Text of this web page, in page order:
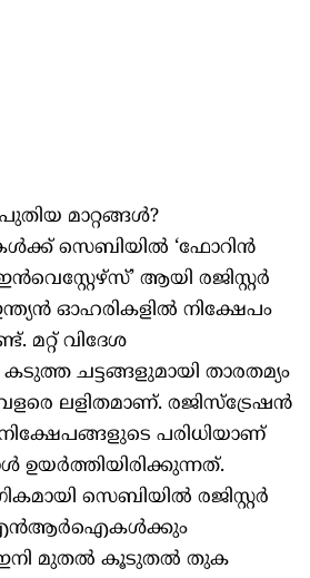
മാറ്റങ്ങള്‍?
സെബിയില്‍ ‘ഫോറിന്‍
ആയി രജിസ്റ്റര്‍
ഓഹരികളില്‍ നിക്ഷേപം
മറ്റ് വിദേശ
ചട്ടങ്ങളുമായി താരതമ്യം
ലളിതമാണ്. രജിസ്‌ട്രേഷന്‍
പരിധിയാണ്
സെബിയില്‍ രജിസ്റ്റര്‍
എന്‍ആര്‍ഐകള്‍ക്കും
മുതല്‍ കൂടുതല്‍ തുക